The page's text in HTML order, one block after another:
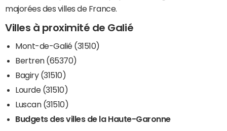
majorées des villes de France.
Villes à proximité de Galié
Mont-de-Galié (31510)
Bertren (65370)
Bagiry (31510)
Lourde (31510)
Luscan (31510)
Budgets des villes de la Haute-Garonne